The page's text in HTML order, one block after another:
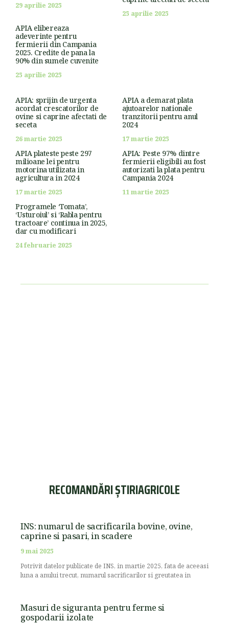
29 aprilie 2025
25 aprilie 2025
APIA elibereaza
adeverinte pentru
fermierii din Campania
2025. Credite de pana la
90% din sumele cuvenite
25 aprilie 2025
APIA: sprijin de urgenta
acordat crescatorilor de
ovine si caprine afectati de
seceta
26 martie 2025
APIA a demarat plata
ajutoarelor nationale
tranzitorii pentru anul
2024
17 martie 2025
APIA plateste peste 297
milioane lei pentru
motorina utilizata in
agricultura in 2024
17 martie 2025
APIA: Peste 97% dintre
fermierii eligibili au fost
autorizati la plata pentru
Campania 2024
11 martie 2025
Programele ‘Tomata’,
‘Usturoiul’ si ‘Rabla pentru
tractoare’ continua in 2025,
dar cu modificari
24 februarie 2025
RECOMANDĂRI ȘTIRIAGRICOLE
INS: numarul de sacrificarila bovine, ovine,
caprine si pasari, in scadere
9 mai 2025
Potrivit datelor publicate de INS, in martie 2025, fata de aceeasi
luna a anului trecut, numarul sacrificarilor si greutatea in
Masuri de siguranta pentru ferme si
gospodarii izolate